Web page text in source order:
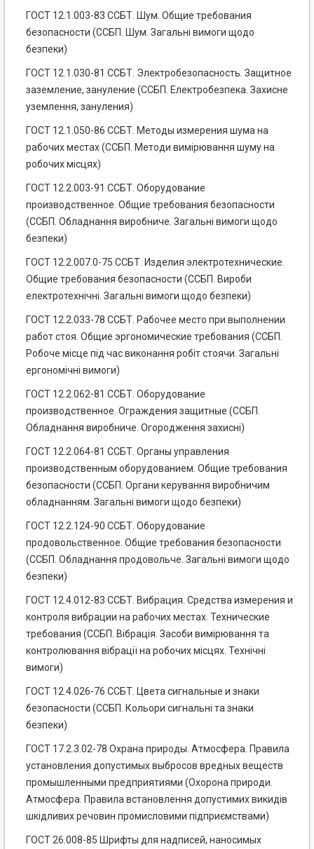
ГОСТ 12.1.003-83 ССБТ. Шум. Общие требования
безопасности (ССБП. Шум. Загальні вимоги щодо
безпеки)
ГОСТ 12.1.030-81 ССБТ. Электробезопасность. Защитное
заземление, зануление (ССБП. Електробезпека. Захисне
уземлення, зануления)
ГОСТ 12.1.050-86 ССБТ. Методы измерения шума на
рабочих местах (ССБП. Методи вимірювання шуму на
робочих місцях)
ГОСТ 12.2.003-91 ССБТ. Оборудование
производственное. Общие требования безопасности
(ССБП. Обладнання виробниче. Загальні вимоги щодо
безпеки)
ГОСТ 12.2.007.0-75 ССБТ. Изделия электротехнические.
Общие требования безопасности (ССБП. Вироби
електротехнічні. Загальні вимоги щодо безпеки)
ГОСТ 12.2.033-78 ССБТ. Рабочее место при выполнении
работ стоя. Общие эргономические требования (ССБП.
Робоче місце під час виконання робіт стоячи. Загальні
ергономічні вимоги)
ГОСТ 12.2.062-81 ССБТ. Оборудование
производственное. Ограждения защитные (ССБП.
Обладнання виробниче. Огородження захисні)
ГОСТ 12.2.064-81 ССБТ. Органы управления
производственным оборудованием. Общие требования
безопасности (ССБП. Органи керування виробничим
обладнанням. Загальні вимоги щодо безпеки)
ГОСТ 12.2.124-90 ССБТ. Оборудование
продовольственное. Общие требования безопасности
(ССБП. Обладнання продовольче. Загальні вимоги щодо
безпеки)
ГОСТ 12.4.012-83 ССБТ. Вибрация. Средства измерения и
контроля вибрации на рабочих местах. Технические
требования (ССБП. Вібрація. Засоби вимірювання та
контролювання вібрації на робочих місцях. Технічні
вимоги)
ГОСТ 12.4.026-76 ССБТ. Цвета сигнальные и знаки
безопасности (ССБП. Кольори сигнальні та знаки
безпеки)
ГОСТ 17.2.3.02-78 Охрана природы. Атмосфера. Правила
установления допустимых выбросов вредных веществ
промышленными предприятиями (Охорона природи.
Атмосфера. Правила встановлення допустимих викидів
шкідливих речовин промисловими підприємствами)
ГОСТ 26.008-85 Шрифты для надписей, наносимых